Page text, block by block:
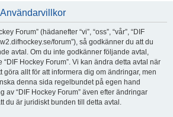
Forum” (hädanefter “vi”, “oss”, “vår”, “DIF
forum”), så godkänner du att du
avtal. Om du inte godkänner följande avtal,
Hockey Forum”. Vi kan ändra detta avtal när
göra allt för att informera dig om ändringar, men
denna sida regelbundet på egen hand
av “DIF Hockey Forum” även efter ändringar
du är juridiskt bunden till detta avtal.